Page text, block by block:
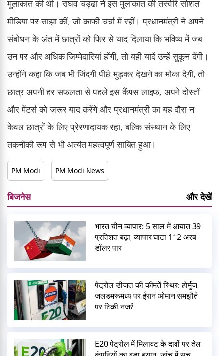
मुलाकात की थी। राघव चड्ढा ने इस मुलाकात की तस्वीरें सोशल
मीडिया पर साझा कीं, जो काफी चर्चा में रहीं। प्रधानमंत्री ने अपने
संबोधन के अंत में छात्रों को फिर से याद दिलाया कि भविष्य में जब
उन पर और अधिक जिम्मेदारियां होंगी, तो यही यादें उन्हें सुकून देंगी।
उन्होंने कहा कि जब भी जिंदगी पीछे मुड़कर देखने का मौका देगी, तो
छात्र अपनी हर सफलता से पहले इस कैंपस लाइफ, अपने दोस्तों
और मेंटर्स को जरूर याद करेंगे और प्रधानमंत्री का यह दौरा न
केवल छात्रों के लिए प्रेरणादायक रहा, बल्कि संस्थान के लिए
तकनीकी रूप से भी अत्यंत महत्वपूर्ण साबित हुआ।
PM Modi PM Modi News
बिजनेस और देखें
भारत चीन व्यापार: 5 साल में आयात 39
प्रतिशत बढ़ा, व्यापार घाटा 112 अरब
डॉलर पार
पेट्रोल डीजल की कीमतें स्थिर: होर्मुज
जलडमरूमध्य पर ईरान ओमान समझौते
पर टिकी नजरें
E20 पेट्रोल में मिलावट के दावों पर तेल